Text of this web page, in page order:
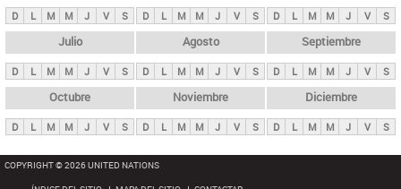
i
p
a
l
s
D L M M J V S D L M M J V S D L M M J V S
Julio
D L M M J V S
Agosto
D L M M J V S
Septiembre
D L M M J V S
Octubre
D L M M J V S
Noviembre
D L M M J V S
Diciembre
D L M M J V S
COPYRIGHT © 2026 UNITED NATIONS